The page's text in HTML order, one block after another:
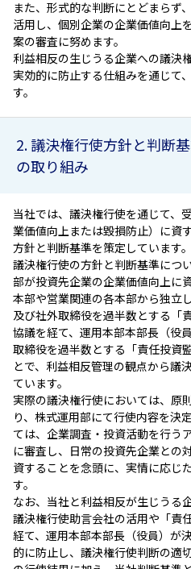
ESGへの取り組み
議決権行使について
また、形式的な判断にとどまらず
活用し、個別企業の企業価値向上
案の審査に努めます。
利益相反の生じうる企業への議決
実効的に防止する仕組みを通じて
す。
2. 議決権行使方針と判断
の取り組み
当社では、議決権行使を通じて、
業価値向上または毀損防止）に資
方針と判断基準を策定しています。
議決権行使の方針と判断基準につ
部が投資先企業の企業価値向上に
本部や営業関連の各本部から独立
及び社外取締役を過半数とする「
協議を経て、運用本部本部長（役
取締役を過半数とする「責任投資
とで、利益相反管理の観点から議
ています。
実際の議決権行使においては、原
り、株式運用部にて行使内容を決
ては、企業調査・投資活動を行う
に審査し、日常の投資先企業との
資することを念頭に、実情に応じ
す。
なお、当社と利益相反が生じうる
議決権行使助言会社の活用や「責
経て、運用本部本部長（役員）が
的に防止し、議決権行使判断の適